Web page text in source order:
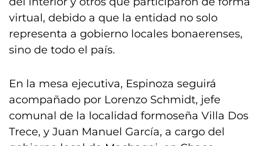
virtual, debido a que la entidad no solo
representa a gobierno locales bonaerenses,
sino de todo el país.
En la mesa ejecutiva, Espinoza seguirá
acompañado por Lorenzo Schmidt, jefe
comunal de la localidad formoseña Villa Dos
Trece, y Juan Manuel García, a cargo del